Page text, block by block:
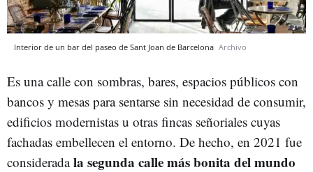
Interior de un bar del paseo de Sant Joan de Barcelona Archivo
Es una calle con sombras, bares, espacios públicos con
bancos y mesas para sentarse sin necesidad de consumir,
edificios modernistas u otras fincas señoriales cuyas
fachadas embellecen el entorno. De hecho, en 2021 fue
consideradala segunda calle más bonita del mundo